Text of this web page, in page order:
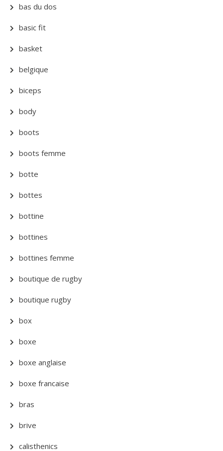
bas du dos
basic fit
basket
belgique
biceps
body
boots
boots femme
botte
bottes
bottine
bottines
bottines femme
boutique de rugby
boutique rugby
box
boxe
boxe anglaise
boxe francaise
bras
brive
calisthenics